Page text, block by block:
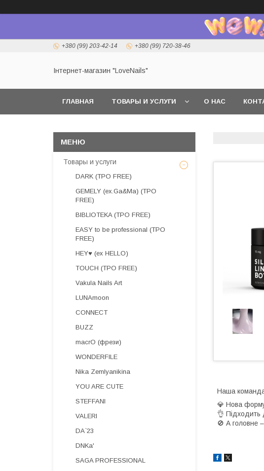
+380 (99) 203-42-14 +380 (99) 720-38-46
Інтернет-магазин "LoveNails"
ГЛАВНАЯ ТОВАРЫ И УСЛУГИ О НАС
Наша
💎 Нова
👌 Підходить
🚫 А головне
Товары и услуги
DARK (TPO FREE)
GEMELY (ex.Ga&Ma) (TPO
FREE)
BIBLIOTEKA (TPO FREE)
EASY to be professional (TPO
FREE)
HEY♥ (ex HELLO)
TOUCH (TPO FREE)
Vakula Nails Art
LUNAmoon
CONNECT
BUZZ
macrO (фрези)
WONDERFILE
Nika Zemlyanikina
YOU ARE CUTE
STEFFANI
VALERI
DA`23
DNKa'
SAGA PROFESSIONAL